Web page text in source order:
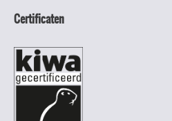
Certificaten